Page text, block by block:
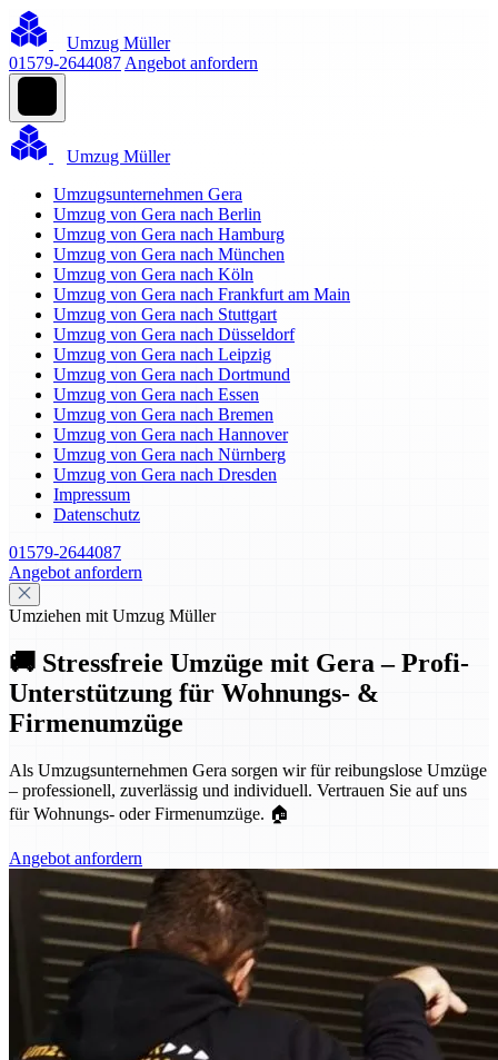
Umzug Müller
01579-2644087 Angebot anfordern
Umzug Müller
Umzugsunternehmen Gera
Umzug von Gera nach Berlin
Umzug von Gera nach Hamburg
Umzug von Gera nach München
Umzug von Gera nach Köln
Umzug von Gera nach Frankfurt am Main
Umzug von Gera nach Stuttgart
Umzug von Gera nach Düsseldorf
Umzug von Gera nach Leipzig
Umzug von Gera nach Dortmund
Umzug von Gera nach Essen
Umzug von Gera nach Bremen
Umzug von Gera nach Hannover
Umzug von Gera nach Nürnberg
Umzug von Gera nach Dresden
Impressum
Datenschutz
01579-2644087
Angebot anfordern
Umziehen mit Umzug Müller
🚚 Stressfreie Umzüge mit Gera – Profi-
Unterstützung für Wohnungs- &
Firmenumzüge
Als Umzugsunternehmen Gera sorgen wir für reibungslose Umzüge
– professionell, zuverlässig und individuell. Vertrauen Sie auf uns
für Wohnungs- oder Firmenumzüge. 🏠
Angebot anfordern